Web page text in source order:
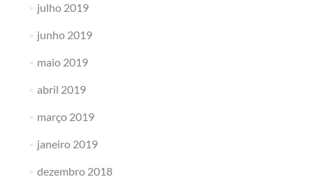
julho 2019
junho 2019
maio 2019
abril 2019
março 2019
janeiro 2019
dezembro 2018